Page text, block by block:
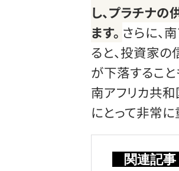
し、プラチナ
ます。 さらに、
ると、投資家の
が下落すること
南アフリカ共
にとって非常に